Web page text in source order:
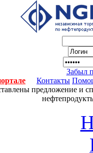
Забыл
Контакты
предложение и